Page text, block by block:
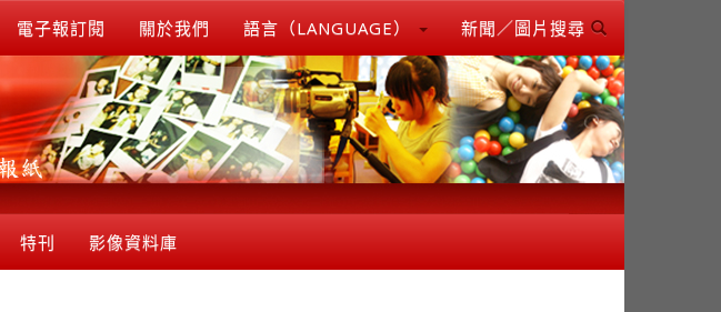
電子報訂閱 關於我們 語言（LANGUAGE） 新聞／圖片搜尋
特刊 影像資料庫